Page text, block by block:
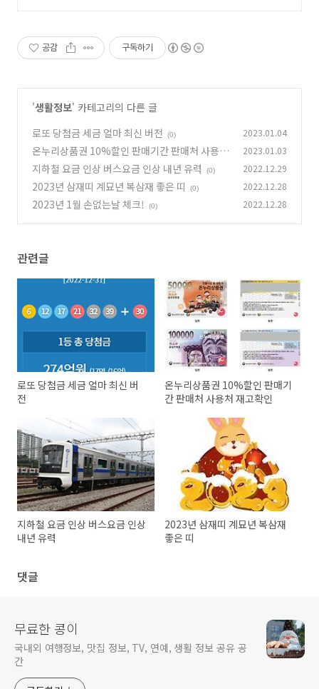
공감 구독하기
'생활정보' 카테고리의 다른 글
로또 당첨금 세금 얼마 최신 버전
(0) 2023.01.04
온누리상품권 10%할인 판매기간 판매처 사용처
재고확인 (0)
2023.01.03
지하철 요금 인상 버스요금 인상 내년 유력 (0) 2022.12.29
2023년 삼재띠 계묘년 복삼재 좋은 띠 (0) 2022.12.28
2023년 1월 손없는날 체크! (0) 2022.12.28
관련글
로또 당첨금 세금 얼마 최신 버
전
온누리상품권 10%할인 판매기
간 판매처 사용처 재고확인
지하철 요금 인상 버스요금 인상
내년 유력
2023년 삼재띠 계묘년 복삼재
좋은 띠
댓글
무료한 콩이
국내외 여행정보, 맛집 정보, TV, 연예, 생활 정보 공유 공
간